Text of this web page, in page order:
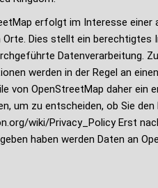
erfolgt im Interesse
Dies stellt ein berechtigtes
Datenverarbeitung.
werden in der Regel an
von OpenStreetMap daher
um zu entscheiden, ob Sie
wiki/Privacy_Policy Erst
haben werden Daten an